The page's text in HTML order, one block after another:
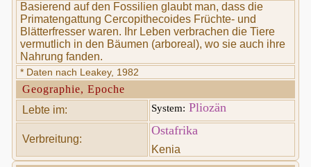
Basierend auf den Fossilien glaubt man, dass die
Primatengattung Cercopithecoides Früchte- und
Blätterfresser waren. Ihr Leben verbrachen die Tiere
vermutlich in den Bäumen (arboreal), wo sie auch ihre
Nahrung fanden.
* Daten nach Leakey, 1982
Geographie, Epoche
Lebte im:
System: Pliozän
Verbreitung:
Ostafrika
Kenia